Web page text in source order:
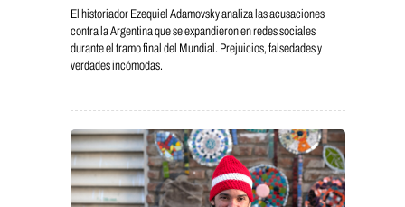
El historiador Ezequiel Adamovsky analiza las acusaciones
contra la Argentina que se expandieron en redes sociales
durante el tramo final del Mundial. Prejuicios, falsedades y
verdades incómodas.